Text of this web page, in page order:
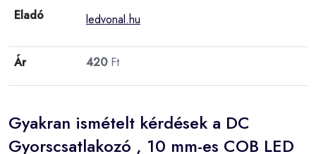
Eladó ledvonal.hu
Ár 420Ft
Gyakran ismételt kérdések a DC
Gyorscsatlakozó , 10 mm-es COB LED